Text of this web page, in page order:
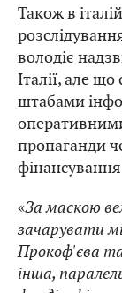
Також в
володіє
Італії, але
штабами
пропаганди
«За маскою
зачарувати
Прокоф'єва та
інша,